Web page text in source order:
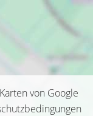
von Google